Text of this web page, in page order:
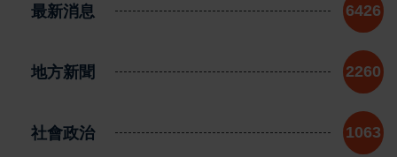
最新消息 6426
地方新聞 2260
社會政治 1063